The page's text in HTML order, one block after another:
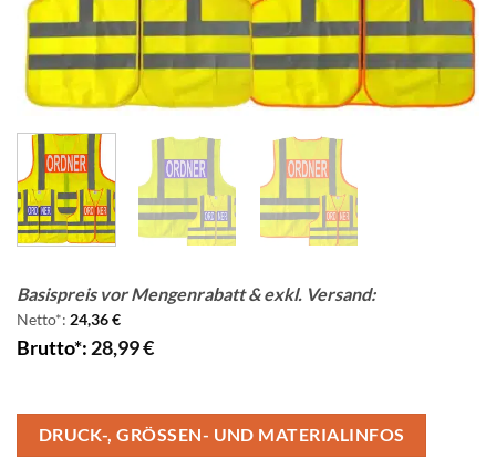
Basispreis vor Mengenrabatt & exkl. Versand:
Netto*: 24,36€
Brutto*: 28,99€
DRUCK-, GRÖSSEN- UND MATERIALINFOS